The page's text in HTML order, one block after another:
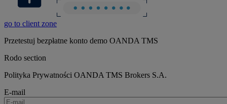
go to client zone
Przetestuj bezpłatne konto demo OANDA TMS
Rodo section
Polityka Prywatności OANDA TMS Brokers S.A.
E-mail